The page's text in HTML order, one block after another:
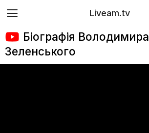
Liveam.tv
Біографія Володимира
Зеленського